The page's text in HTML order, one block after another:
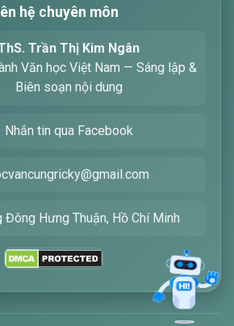
về văn học. Hãy nhập từ
tâm, tôi sẽ giúp bạn ngay
hệ chuyên môn
Trần Thị Kim Ngân
Văn học Việt Nam — Sáng lập &
Biên soạn nội dung
Nhắn tin qua Facebook
Đông Hưng Thuận, Hồ Chí Minh